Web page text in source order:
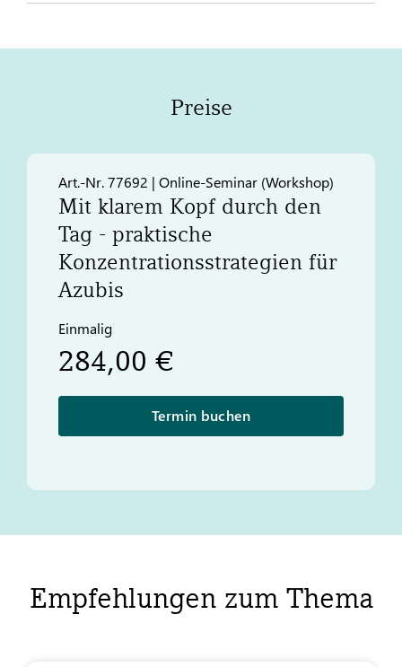
Preise
Art.-Nr. 77692 | Online-Seminar (Workshop)
Mit klarem Kopf durch den
Tag - praktische
Konzentrationsstrategien für
Azubis
Einmalig
284,00 €
Termin buchen
Empfehlungen zum Thema